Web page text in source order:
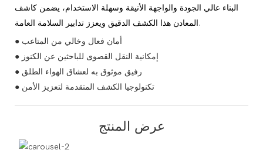
البناء عالي الجودة والواجهة الأنيقة وسهلة الاستخدام، يضمن كاشف
المعادن هذا الكشف الدقيق ويعزز تدابير السلامة العامة.
● أمان فعال وخالي من المتاعب
● إمكانية النقل القصوى للباحثين عن الكنوز
● رفيق موثوق به لعشاق الهواء الطلق
● تكنولوجيا الكشف المتقدمة لتعزيز الأمن
عرض المنتج